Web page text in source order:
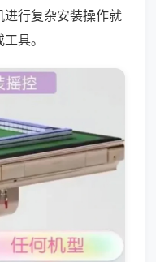
行复杂安装操作就
具。